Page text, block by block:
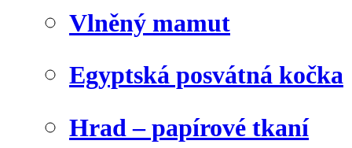
Vlněný mamut
Egyptská posvátná kočka
Hrad – papírové tkaní